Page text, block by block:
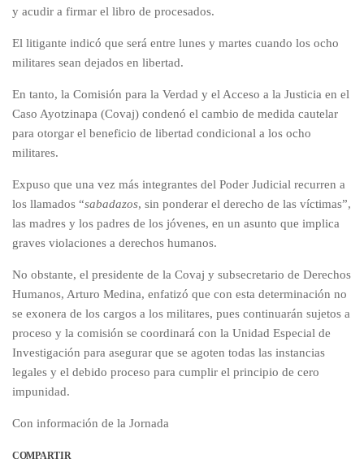
y acudir a firmar el libro de procesados.
El litigante indicó que será entre lunes y martes cuando los ocho
militares sean dejados en libertad.
En tanto, la Comisión para la Verdad y el Acceso a la Justicia en el
Caso Ayotzinapa (Covaj) condenó el cambio de medida cautelar
para otorgar el beneficio de libertad condicional a los ocho
militares.
Expuso que una vez más integrantes del Poder Judicial recurren a
los llamados “sabadazos, sin ponderar el derecho de las víctimas”,
las madres y los padres de los jóvenes, en un asunto que implica
graves violaciones a derechos humanos.
No obstante, el presidente de la Covaj y subsecretario de Derechos
Humanos, Arturo Medina, enfatizó que con esta determinación no
se exonera de los cargos a los militares, pues continuarán sujetos a
proceso y la comisión se coordinará con la Unidad Especial de
Investigación para asegurar que se agoten todas las instancias
legales y el debido proceso para cumplir el principio de cero
impunidad.
Con información de la Jornada
COMPARTIR